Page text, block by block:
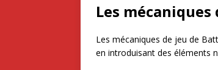
Les
Les mécaniques de jeu de
en introduisant des éléments